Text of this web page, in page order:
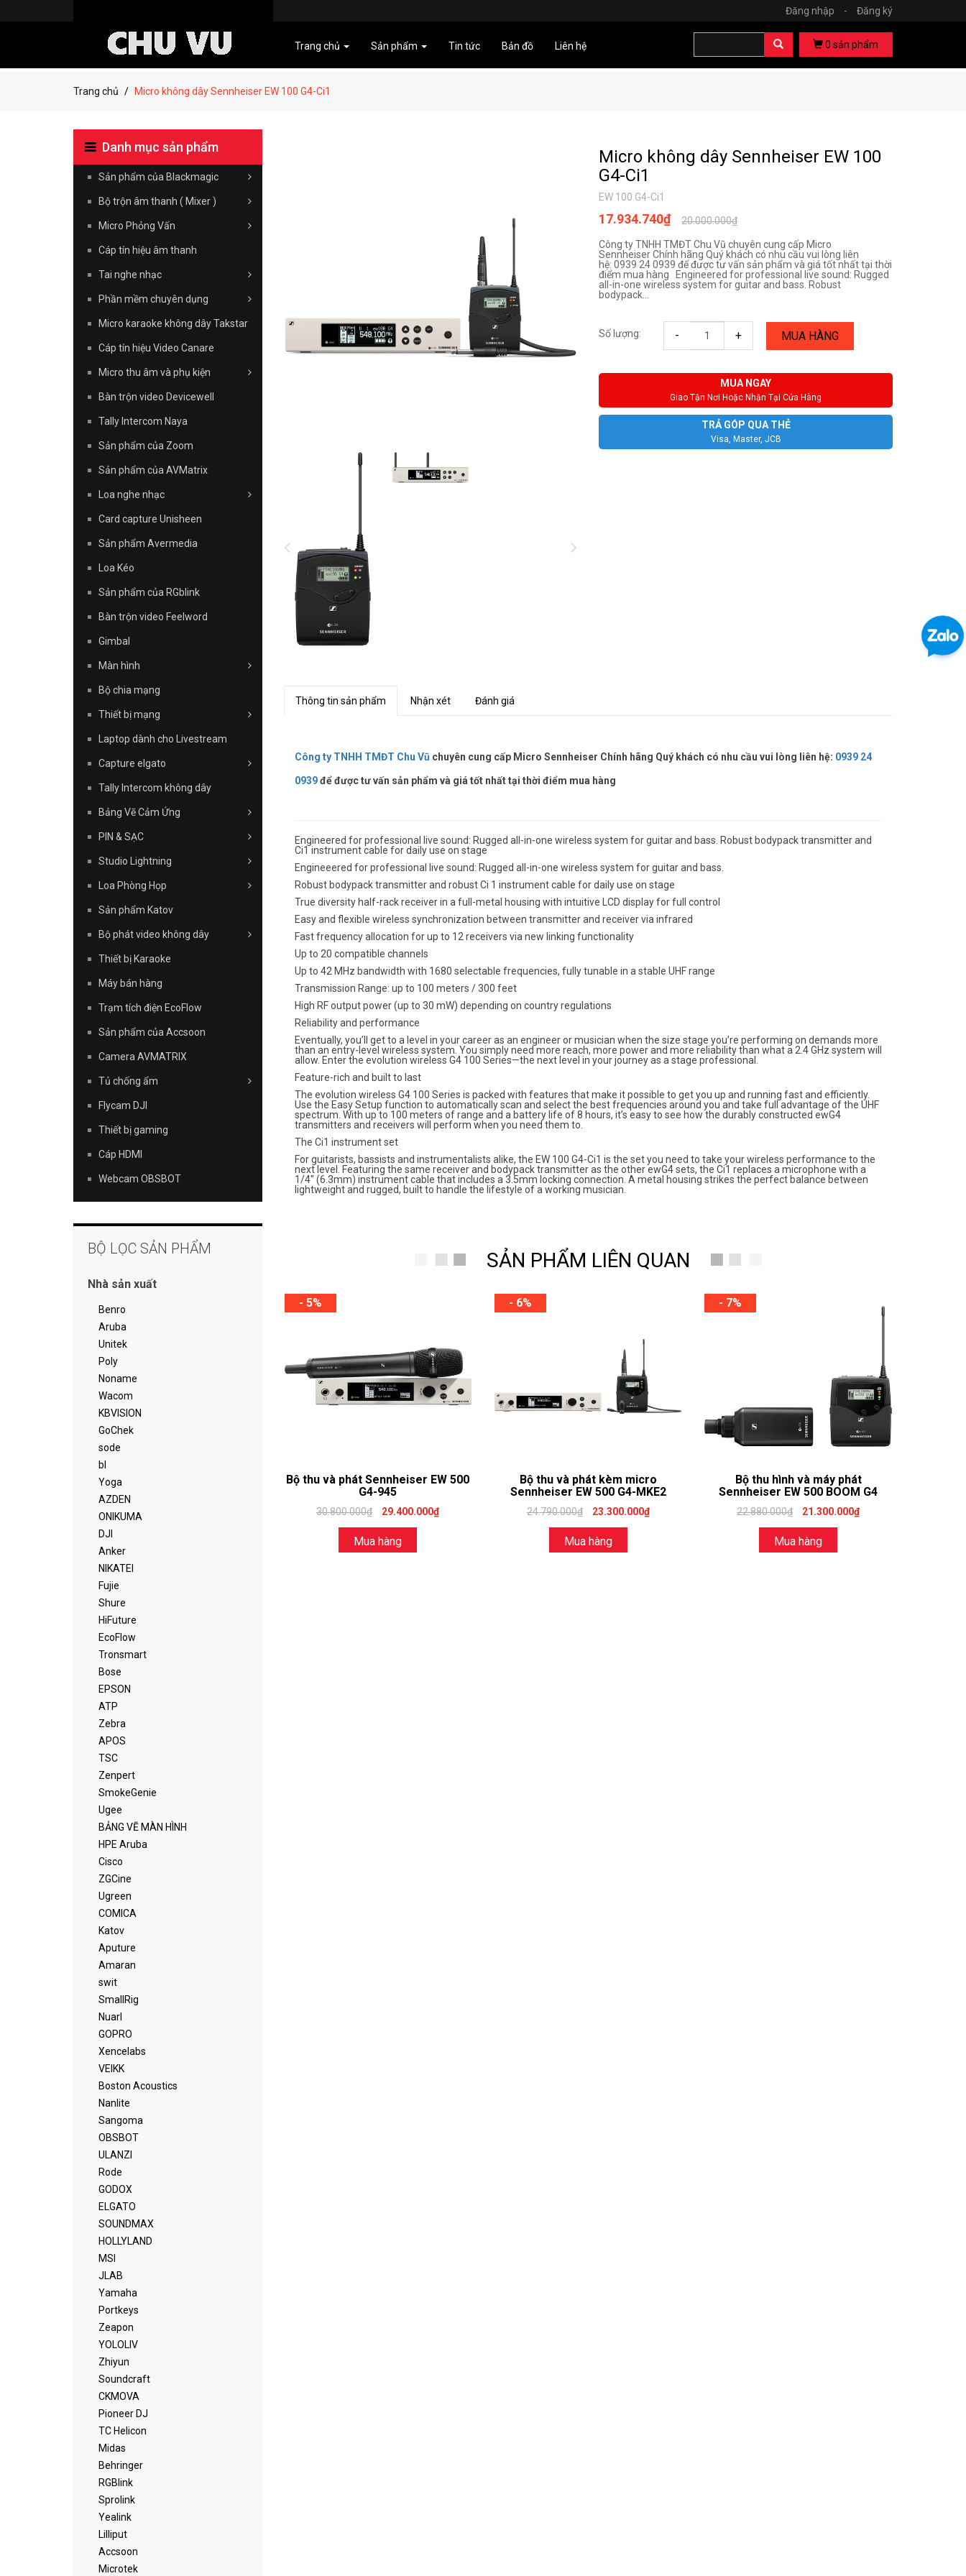
Đăng nhập - Đăng ký
Trang chủ Sản phẩm Tin tức Bản đồ Liên hệ 0 sản phẩm
Trang chủ Micro không dây Sennheiser EW 100 G4-Ci1
Micro không dây Sennheiser EW 100
G4-Ci1
EW 100 G4-Ci1
20.000.000₫
17.934.740₫
Công ty TNHH TMĐT Chu Vũ chuyên cung cấp Micro
Sennheiser Chính hãng Quý khách có nhu cầu vui lòng liên
hệ: 0939 24 0939 để được tư vấn sản phẩm và giá tốt nhất tại thời
điểm mua hàng Engineered for professional live sound: Rugged
all-in-one wireless system for guitar and bass. Robust
bodypack...
Số lượng: - + MUA HÀNG
MUA NGAY
Giao Tận Nơi Hoặc Nhận Tại Cửa Hàng
TRẢ GÓP QUA THẺ
Visa, Master, JCB
Thông tin sản phẩm Nhận xét Đánh giá
Công ty TNHH TMĐT Chu Vũ chuyên cung cấp Micro Sennheiser Chính hãng Quý khách có nhu cầu vui lòng liên hệ: 0939 24
0939để được tư vấn sản phẩm và giá tốt nhất tại thời điểm mua hàng
Engineered for professional live sound: Rugged all-in-one wireless system for guitar and bass. Robust bodypack transmitter and
Ci1 instrument cable for daily use on stage
Engineeered for professional live sound: Rugged all-in-one wireless system for guitar and bass.
Robust bodypack transmitter and robust Ci 1 instrument cable for daily use on stage
True diversity half-rack receiver in a full-metal housing with intuitive LCD display for full control
Easy and flexible wireless synchronization between transmitter and receiver via infrared
Fast frequency allocation for up to 12 receivers via new linking functionality
Up to 20 compatible channels
Up to 42 MHz bandwidth with 1680 selectable frequencies, fully tunable in a stable UHF range
Transmission Range: up to 100 meters / 300 feet
High RF output power (up to 30 mW) depending on country regulations
Reliability and performance
Eventually, you’ll get to a level in your career as an engineer or musician when the size stage you’re performing on demands more
than an entry-level wireless system. You simply need more reach, more power and more reliability than what a 2.4 GHz system will
allow. Enter the evolution wireless G4 100 Series—the next level in your journey as a stage professional.
Feature-rich and built to last
The evolution wireless G4 100 Series is packed with features that make it possible to get you up and running fast and efficiently.
Use the Easy Setup function to automatically scan and select the best frequencies around you and take full advantage of the UHF
spectrum. With up to 100 meters of range and a battery life of 8 hours, it’s easy to see how the durably constructed ewG4
transmitters and receivers will perform when you need them to.
The Ci1 instrument set
For guitarists, bassists and instrumentalists alike, the EW 100 G4-Ci1 is the set you need to take your wireless performance to the
next level. Featuring the same receiver and bodypack transmitter as the other ewG4 sets, the Ci1 replaces a microphone with a
1/4" (6.3mm) instrument cable that includes a 3.5mm locking connection. A metal housing strikes the perfect balance between
lightweight and rugged, built to handle the lifestyle of a working musician.
SẢN PHẨM LIÊN QUAN
- 5%
Bộ thu và phát Sennheiser EW 500
G4-945
30.800.000₫ 29.400.000₫
Mua hàng
- 6%
Bộ thu và phát kèm micro
Sennheiser EW 500 G4-MKE2
24.790.000₫ 23.300.000₫
Mua hàng
- 7%
Bộ thu hình và máy phát
Sennheiser EW 500 BOOM G4
22.880.000₫ 21.300.000₫
Mua hàng
Danh mục sản phẩm
Sản phẩm của Blackmagic
Bộ trộn âm thanh ( Mixer )
Micro Phỏng Vấn
Cáp tín hiệu âm thanh
Tai nghe nhạc
Phần mềm chuyên dụng
Micro karaoke không dây Takstar
Cáp tín hiệu Video Canare
Micro thu âm và phụ kiện
Bàn trộn video Devicewell
Tally Intercom Naya
Sản phẩm của Zoom
Sản phẩm của AVMatrix
Loa nghe nhạc
Card capture Unisheen
Sản phẩm Avermedia
Loa Kéo
Sản phẩm của RGblink
Bàn trộn video Feelword
Gimbal
Màn hình
Bộ chia mạng
Thiết bị mạng
Laptop dành cho Livestream
Capture elgato
Tally Intercom không dây
Bảng Vẽ Cảm Ứng
PIN & SẠC
Studio Lightning
Loa Phòng Họp
Sản phẩm Katov
Bộ phát video không dây
Thiết bị Karaoke
Máy bán hàng
Trạm tích điện EcoFlow
Sản phẩm của Accsoon
Camera AVMATRIX
Tủ chống ẩm
Flycam DJI
Thiết bị gaming
Cáp HDMI
Webcam OBSBOT
BỘ LỌC SẢN PHẨM
Nhà sản xuất
Benro
Aruba
Unitek
Poly
Noname
Wacom
KBVISION
GoChek
sode
bl
Yoga
AZDEN
ONIKUMA
DJI
Anker
NIKATEI
Fujie
Shure
HiFuture
EcoFlow
Tronsmart
Bose
EPSON
ATP
Zebra
APOS
TSC
Zenpert
SmokeGenie
Ugee
BẢNG VẼ MÀN HÌNH
HPE Aruba
Cisco
ZGCine
Ugreen
COMICA
Katov
Aputure
Amaran
swit
SmallRig
Nuarl
GOPRO
Xencelabs
VEIKK
Boston Acoustics
Nanlite
Sangoma
OBSBOT
ULANZI
Rode
GODOX
ELGATO
SOUNDMAX
HOLLYLAND
MSI
JLAB
Yamaha
Portkeys
Zeapon
YOLOLIV
Zhiyun
Soundcraft
CKMOVA
Pioneer DJ
TC Helicon
Midas
Behringer
RGBlink
Sprolink
Yealink
Lilliput
Accsoon
Microtek